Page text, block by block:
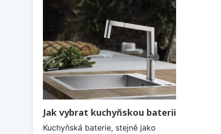
Jak vybrat kuchyňskou baterii
Kuchyňská baterie, stejně jako